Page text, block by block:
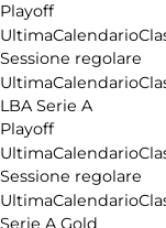
Playoff
UltimaCalendario
Sessione regolare
UltimaCalendario
LBA Serie A
Playoff
UltimaCalendario
Sessione regolare
UltimaCalendario
Serie A Gold